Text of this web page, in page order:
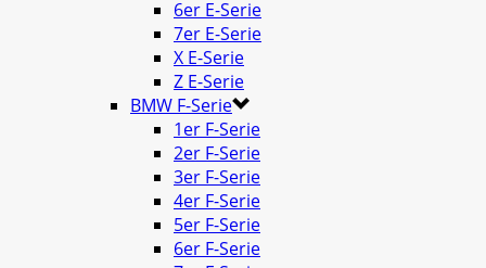
6er E-Serie
7er E-Serie
X E-Serie
Z E-Serie
BMW F-Serie
1er F-Serie
2er F-Serie
3er F-Serie
4er F-Serie
5er F-Serie
6er F-Serie